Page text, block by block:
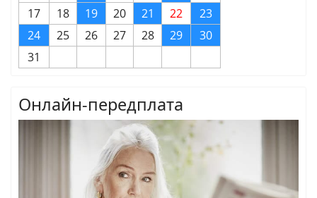
17
18 19 20 21 22
23
24
25 26 27 28 29
30
31
Онлайн-передплата